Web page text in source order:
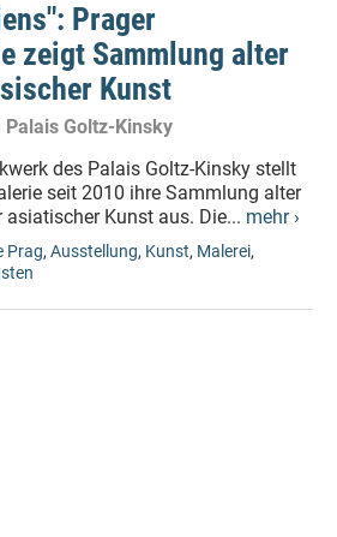
Prager
zeigt Sammlung alter
Kunst
Goltz-Kinsky
des Palais Goltz-Kinsky stellt
seit 2010 ihre Sammlung alter
Kunst aus. Die... mehr ›
Prag, Ausstellung, Kunst, Malerei,